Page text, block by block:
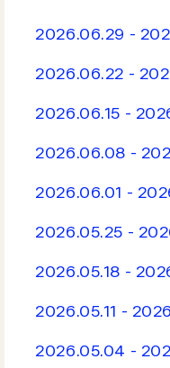
2026.06.29 -
2026.06.22 -
2026.06.15 -
2026.06.08 -
2026.06.01 -
2026.05.25 -
2026.05.18 -
2026.05.11 -
2026.05.04 -